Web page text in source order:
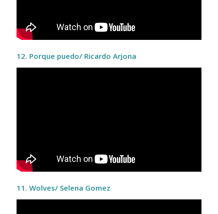
12. Porque puedo/ Ricardo Arjona
11. Wolves/ Selena Gomez